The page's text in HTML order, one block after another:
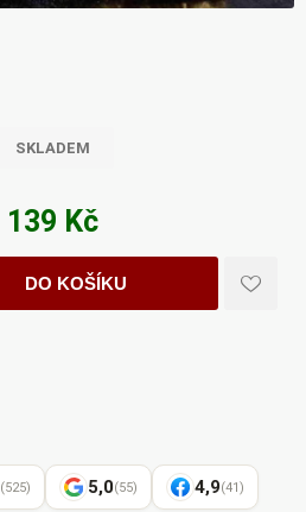
SKLADEM
139 Kč
DO KOŠÍKU
(525) 5,0(55) 4,9(41)